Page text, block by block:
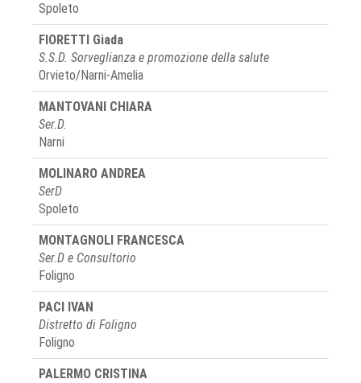
Spoleto
FIORETTI Giada
S.S.D. Sorveglianza e promozione della salute
Orvieto/Narni-Amelia
MANTOVANI CHIARA
Ser.D.
Narni
MOLINARO ANDREA
SerD
Spoleto
MONTAGNOLI FRANCESCA
Ser.D e Consultorio
Foligno
PACI IVAN
Distretto di Foligno
Foligno
PALERMO CRISTINA